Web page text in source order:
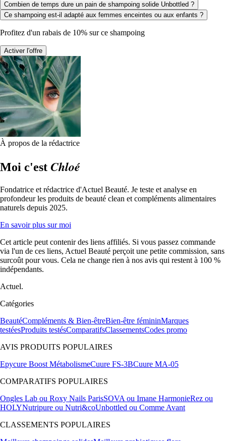
Combien de temps dure un pain de shampoing solide Unbottled ?
Ce shampoing est-il adapté aux femmes enceintes ou aux enfants ?
Profitez d'un rabais de 10% sur ce shampoing
Activer l'offre
À propos de la rédactrice
Moi c'est Chloé
Fondatrice et rédactrice d'Actuel Beauté. Je teste et analyse en
profondeur les produits de beauté clean et compléments alimentaires
naturels depuis 2025.
En savoir plus sur moi
Cet article peut contenir des liens affiliés. Si vous passez commande
via l'un de ces liens, Actuel Beauté perçoit une petite commission, sans
surcoût pour vous. Cela ne change rien à nos avis qui restent à 100 %
indépendants.
Actuel.
Catégories
BeautéCompléments & Bien-êtreBien-être fémininMarques
testéesProduits testésComparatifsClassementsCodes promo
AVIS PRODUITS POPULAIRES
Epycure Boost MétabolismeCuure FS-3BCuure MA-05
COMPARATIFS POPULAIRES
Ongles Lab ou Roxy Nails ParisSOVA ou Imane HarmonieRez ou
HOLYNutripure ou Nutri&coUnbottled ou Comme Avant
CLASSEMENTS POPULAIRES